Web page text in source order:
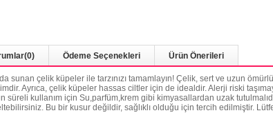
(0) Ödeme Seçenekleri Ürün Önerileri
sunan çelik küpeler ile tarzınızı tamamlayın! Çelik, sert ve uzun
Ayrıca, çelik küpeler hassas ciltler için de idealdir. Alerji riski
süreli kullanım için Su,parfüm,krem gibi kimyasallardan uzak
Bu bir kusur değildir, sağlıklı olduğu için tercih edilmiştir.